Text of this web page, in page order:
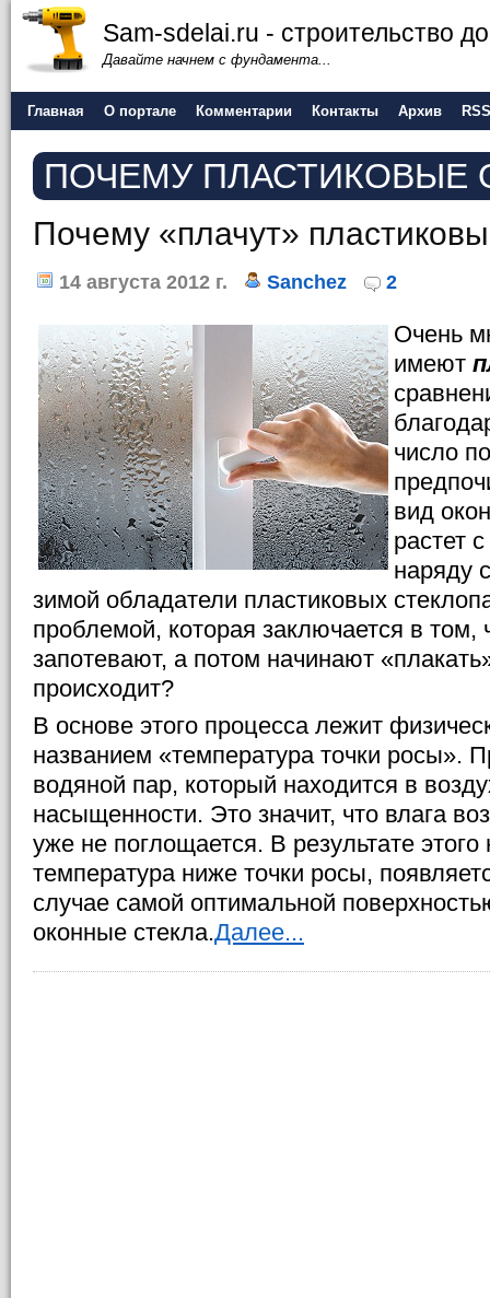
Sam-sdelai.ru - строительство
Давайте начнем с фундамента...
Главная О портале Комментарии Контакты Архив RSS
ПОЧЕМУ ПЛАСТИКОВЫЕ
Почему «плачут»
14 августа 2012 г. Sanchez 2
Очень
имеют
число
вид
растет
наряду
зимой обладатели пластиковых
проблемой, которая заключается в том,
запотевают, а потом начинают
происходит?
В основе этого процесса лежит
названием «температура точки росы».
водяной пар, который находится в
насыщенности. Это значит, что влага
уже не поглощается. В результате этого
температура ниже точки росы,
случае самой оптимальной
оконные стекла.Далее...